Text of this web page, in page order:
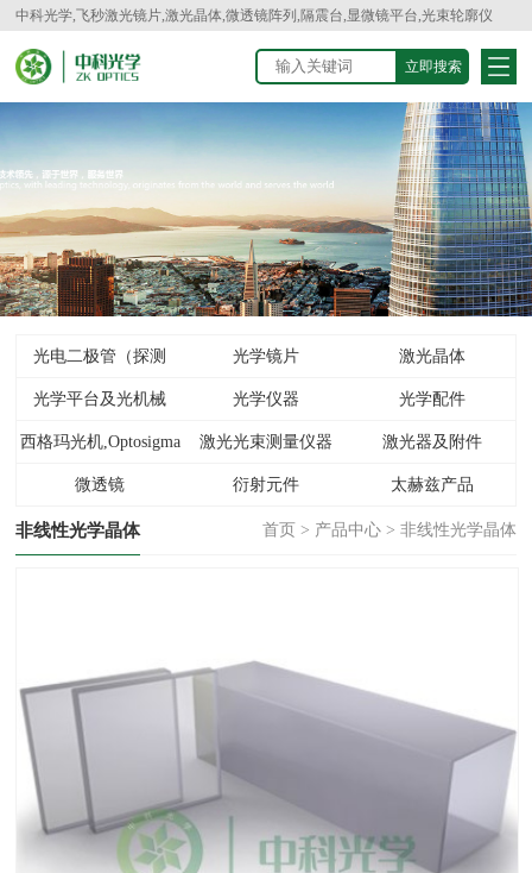
中科光学,飞秒激光镜片,激光晶体,微透镜阵列,隔震台,显微镜平台,光束轮廓仪
光电二极管（探测
器）
光学镜片 激光晶体
光学平台及光机械 光学仪器 光学配件
西格玛光机,Optosigma 激光光束测量仪器 激光器及附件
微透镜 衍射元件 太赫兹产品
非线性光学晶体 首页 > 产品中心> 非线性光学晶体